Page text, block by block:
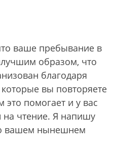
ваше пребывание в
образом, что
благодаря
вы повторяете
это помогает и у вас
на чтение. Я напишу
вашем нынешнем